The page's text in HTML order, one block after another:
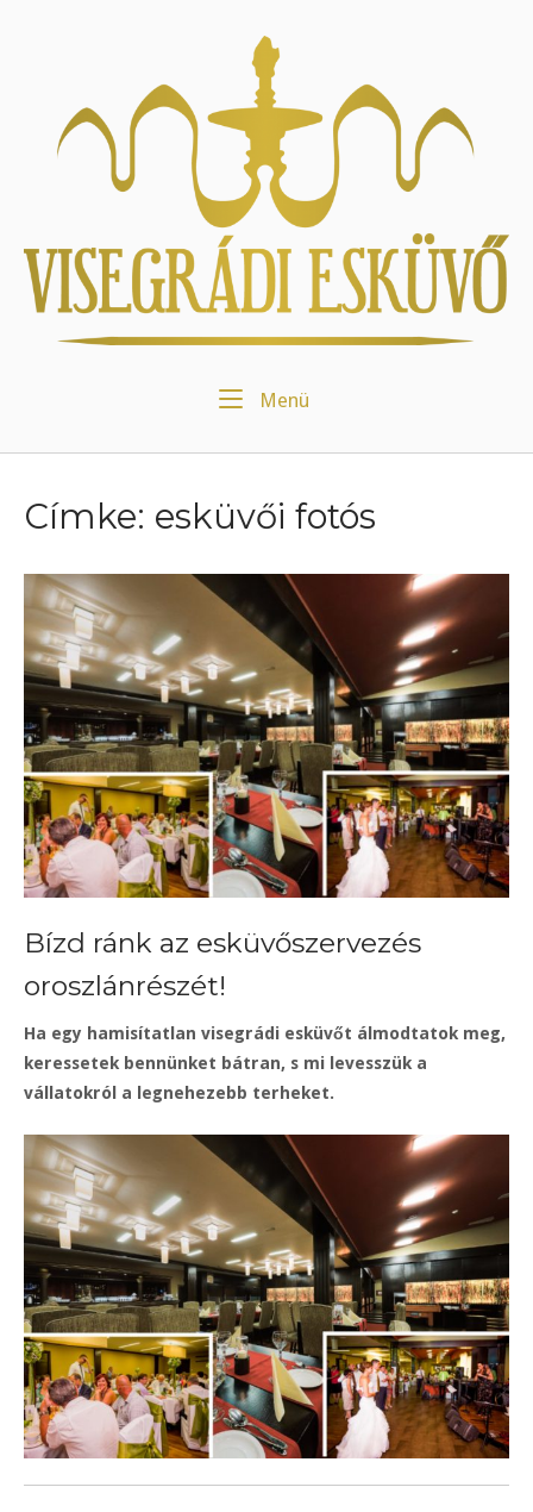
Menü
Címke: esküvői fotós
Bízd ránk az esküvőszervezés
oroszlánrészét!
Ha egy hamisítatlan visegrádi esküvőt álmodtatok meg,
keressetek bennünket bátran, s mi levesszük a
vállatokról a legnehezebb terheket.